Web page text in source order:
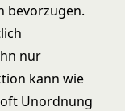
bevorzugen.
nur
kann wie
Unordnung